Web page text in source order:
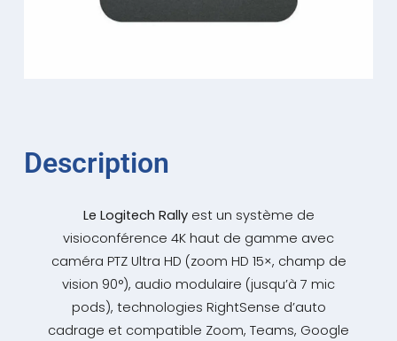
Description
Le Logitech Rallyest un système de
visioconférence 4K haut de gamme avec
caméra PTZ Ultra HD (zoom HD 15×, champ de
vision 90°), audio modulaire (jusqu’à 7 mic
pods), technologies RightSense d’auto
cadrage et compatible Zoom, Teams, Google